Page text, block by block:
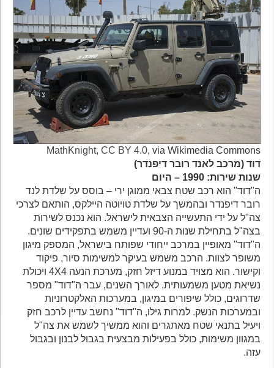
MathKnight,CC BY 4.0, via Wikimedia Commons
דוד (מרכב לאנד רובר דיפנדר)
שנות שירות: 1990 – היום
ה"דוד" הוא רכב שטח צבאי ממוגן ירי – בוסס על שלדת לנד
רובר דיפנדר ובהמשך על שלדת טויוטה היילקס, הותאם לצרכי
צה"ל על ידי התעשייה הצבאית לישראל. הוא נכנס לשירות
בצה"ל בתחילת שנות ה-90 ועדיין משמש בתפקידים שונים.
ה"דוד" מאופיין במרכב ייחודי שפותח בישראל, המספק מיגון
משופר לצוות. הרכב משמש בעיקר למשימות סיור, פיקוד
וקישור. הוא מצויד במנוע דיזל חזק, מערכת הנעה 4X4 ויכולת
נשיאת מטען משמעותית. לאורך השנים, עבר ה"דוד" מספר
שדרוגים, כולל שיפורים במיגון, במערכות האלקטרוניות
ובמערכות הנשק. למרות גילו, ה"דוד" נחשב עדיין לרכב חזק
ויעיל בתנאי שטח מאתגרים והוא ממשיך לשמש את צה"ל
במגוון משימות, כולל בפעילות מבצעית בגבול לבנון ובגבול
עזה.